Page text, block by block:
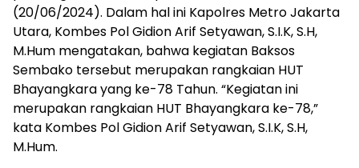
(20/06/2024). Dalam hal ini Kapolres Metro Jakarta
Utara, Kombes Pol Gidion Arif Setyawan, S.I.K, S.H,
M.Hum mengatakan, bahwa kegiatan Baksos
Sembako tersebut merupakan rangkaian HUT
Bhayangkara yang ke-78 Tahun. “Kegiatan ini
merupakan rangkaian HUT Bhayangkara ke-78,”
kata Kombes Pol Gidion Arif Setyawan, S.I.K, S.H,
M.Hum.